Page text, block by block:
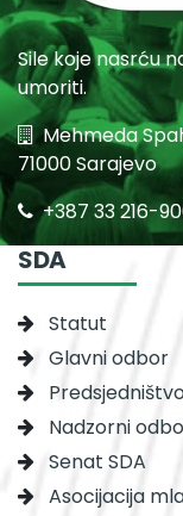
Sile koje nasrću
umoriti.
Mehmeda
71000 Sarajevo
+387 33 216-
SDA
Statut
Glavni odbor
Predsjedništvo
Nadzorni
Senat SDA
Asocijacija